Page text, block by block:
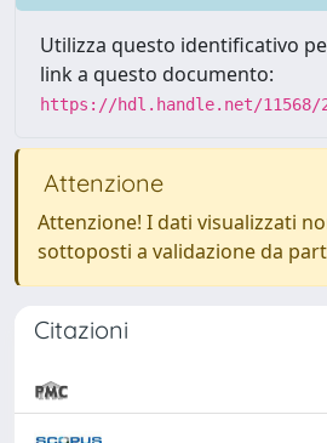
Utilizza questo identificativo
link a questo documento:
https://hdl.handle.net/11568/
Attenzione
Attenzione! I dati visualizzati
sottoposti a validazione da
Citazioni